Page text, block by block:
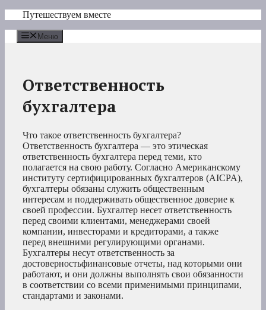
Перейти
содержимому
Путешествуем вместе
Меню
Ответственность
бухгалтера
Что такое ответственность бухгалтера?
Ответственность бухгалтера — это этическая
ответственность бухгалтера перед теми, кто
полагается на свою работу. Согласно Американскому
институту сертифицированных бухгалтеров (AICPA),
бухгалтеры обязаны служить общественным
интересам и поддерживать общественное доверие к
своей профессии. Бухгалтер несет ответственность
перед своими клиентами, менеджерами своей
компании, инвесторами и кредиторами, а также
перед внешними регулирующими органами.
Бухгалтеры несут ответственность за
достоверностьфинансовые отчеты, над которыми они
работают, и они должны выполнять свои обязанности
в соответствии со всеми применимыми принципами,
стандартами и законами.